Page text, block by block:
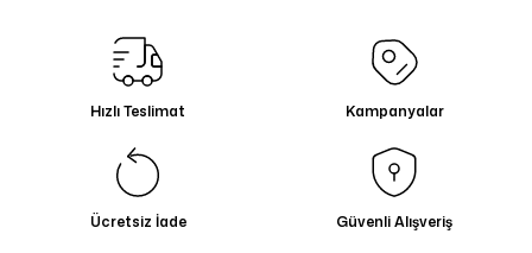
Hızlı Teslimat Kampanyalar
Ücretsiz İade Güvenli Alışveriş